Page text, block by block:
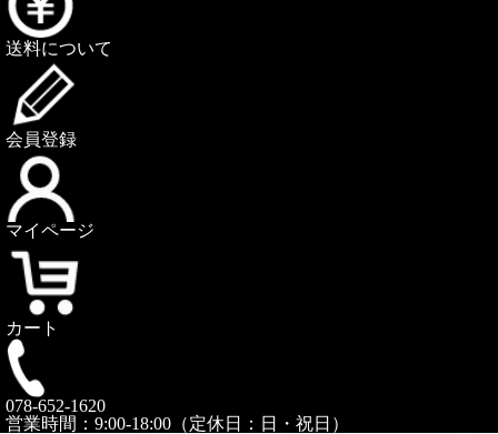
送料について
会員登録
マイページ
カート
078-652-1620
営業時間：9:00-18:00（定休日：日・祝日）